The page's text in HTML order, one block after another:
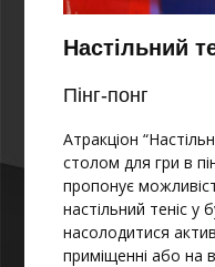
Настільний
Пінг-понг
Атракціон
столом для гри в
пропонує
настільний теніс
насолодитися
приміщенні або на